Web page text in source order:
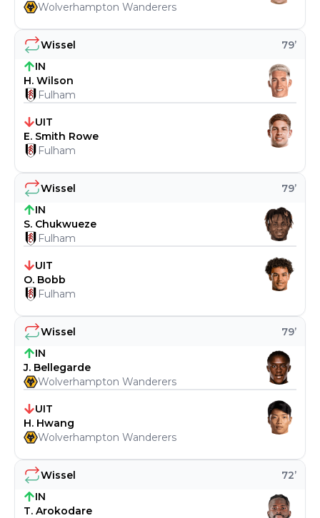
Wissel 72’
IN
T. Arokodare
Wissel 79’
IN
J. Bellegarde
Wolverhampton Wanderers
UIT
H. Hwang
Wolverhampton Wanderers
Wissel 79’
IN
S. Chukwueze
Fulham
UIT
O. Bobb
Fulham
Wissel 79’
IN
H. Wilson
Fulham
UIT
E. Smith Rowe
Fulham
Wolverhampton Wanderers